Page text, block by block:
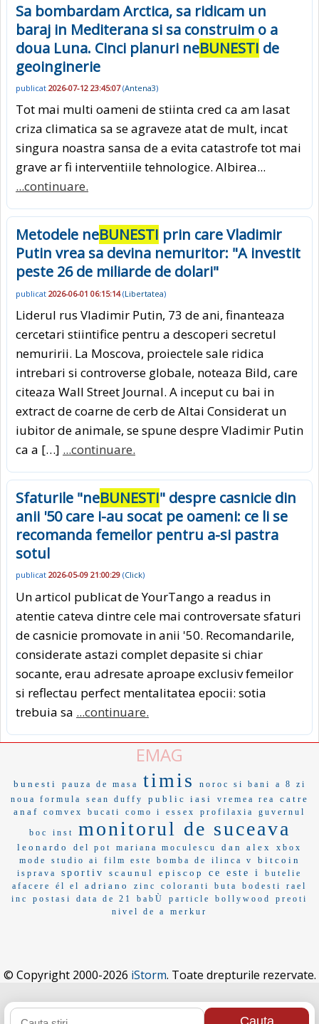
Sa bombardam Arctica, sa ridicam un
baraj in Mediterana si sa construim o a
doua Luna. Cinci planuri neBUNESTI de
geoinginerie
publicat 2026-07-12 23:45:07(Antena3)
Tot mai multi oameni de stiinta cred ca am lasat
criza climatica sa se agraveze atat de mult, incat
singura noastra sansa de a evita catastrofe tot mai
grave ar fi interventiile tehnologice. Albirea...
...continuare.
Metodele neBUNESTI prin care Vladimir
Putin vrea sa devina nemuritor: "A investit
peste 26 de miliarde de dolari"
publicat 2026-06-01 06:15:14(Libertatea)
Liderul rus Vladimir Putin, 73 de ani, finanteaza
cercetari stiintifice pentru a descoperi secretul
nemuririi. La Moscova, proiectele sale ridica
intrebari si controverse globale, noteaza Bild, care
citeaza Wall Street Journal. A inceput cu bai in
extract de coarne de cerb de Altai Considerat un
iubitor de animale, se spune despre Vladimir Putin
ca a […] ...continuare.
Sfaturile "neBUNESTI" despre casnicie din
anii '50 care i-au socat pe oameni: ce li se
recomanda femeilor pentru a-si pastra
sotul
publicat 2026-05-09 21:00:29 (Click)
Un articol publicat de YourTango a readus in
atentie cateva dintre cele mai controversate sfaturi
de casnicie promovate in anii '50. Recomandarile,
considerate astazi complet depasite si chiar
socante, erau adresate aproape exclusiv femeilor
si reflectau perfect mentalitatea epocii: sotia
trebuia sa ...continuare.
EMAG
bunesti pauza de masa timis noroc si bani
a 8 zi
noua formula
sean duffy public iasi vremea rea
catre
anaf
comvex bucati como i essex profilaxia guvernul
boc inst monitorul de suceava
leonardo del pot mariana moculescu dan alex
xbox
mode
studio ai film este bomba de ilinca v bitcoin
isprava sportiv scaunul episcop ce este i
butelie
afacere
él el adriano zinc coloranti buta bodesti
rael
inc
postasi data de 21 babÙ particle bollywood
preoti
nivel de a
merkur
© Copyright 2000-2026 iStorm. Toate drepturile rezervate.